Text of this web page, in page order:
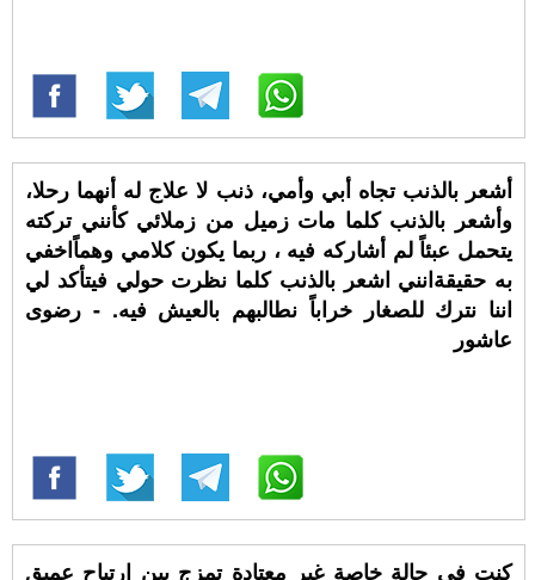
أشعر بالذنب تجاه أبي وأمي، ذنب لا علاج له أنهما رحلا،
وأشعر بالذنب كلما مات زميل من زملائي كأنني تركته
يتحمل عبئاً لم أشاركه فيه ، ربما يكون كلامي وهماًاخفي
به حقيقةانني اشعر بالذنب كلما نظرت حولي فيتأكد لي
اننا نترك للصغار خراباً نطالبهم بالعيش فيه. - رضوى
عاشور
كنت في حالة خاصة غير معتادة تمزج بين ارتياح عميق